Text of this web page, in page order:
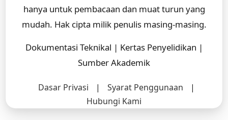
hanya untuk pembacaan dan muat turun yang
mudah. Hak cipta milik penulis masing-masing.
Dokumentasi Teknikal | Kertas Penyelidikan |
Sumber Akademik
Dasar Privasi | Syarat Penggunaan
|
Hubungi Kami